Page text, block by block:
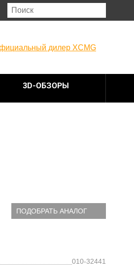
3D-ОБЗОРЫ
ПОДОБРАТЬ АНАЛОГ
010-32441